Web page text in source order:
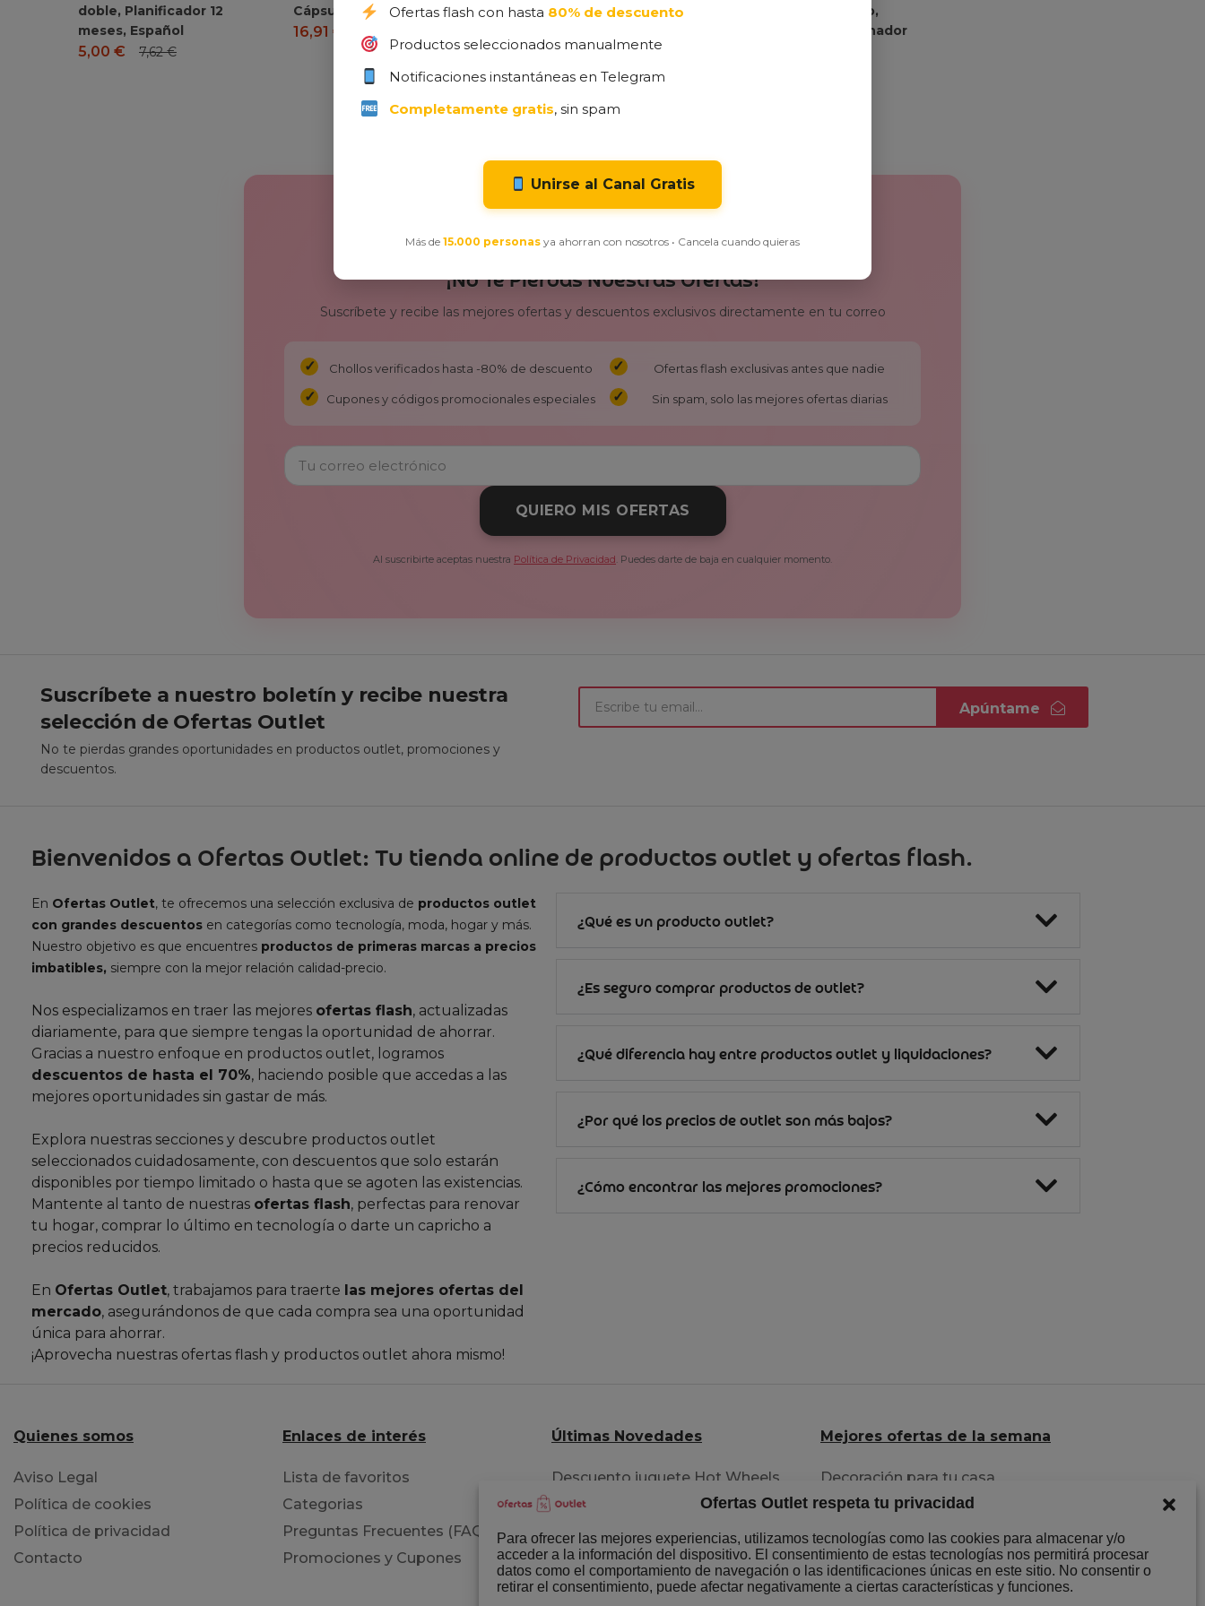
Ofertas Outlet respeta tu privacidad
Para ofrecer las mejores experiencias, utilizamos tecnologías como las cookies para almacenar y/o
acceder a la información del dispositivo. El consentimiento de estas tecnologías nos permitirá procesar
datos como el comportamiento de navegación o las identificaciones únicas en este sitio. No consentir o
retirar el consentimiento, puede afectar negativamente a ciertas características y funciones.
doble, Planificador 12
meses, Español
5,00 € 7,62€
Cápsulas Veganas Nutralie
16,91 €
9,99 € 11,99 €
Escritorio, Teletrabajo,
Estudio, Juego, Ordenador
¡No Te Pierdas Nuestras Ofertas!
Suscríbete y recibe las mejores ofertas y descuentos exclusivos directamente en tu correo
Chollos verificados hasta -80% de descuento Ofertas flash exclusivas antes que nadie
Cupones y códigos promocionales especiales Sin spam, solo las mejores ofertas diarias
QUIERO MIS OFERTAS
Al suscribirte aceptas nuestra Política de Privacidad. Puedes darte de baja en cualquier momento.
Suscríbete a nuestro boletín y recibe nuestra
selección de Ofertas Outlet
No te pierdas grandes oportunidades en productos outlet, promociones y
descuentos.
Apúntame
Bienvenidos a Ofertas Outlet: Tu tienda online de productos outlet y ofertas flash.
En Ofertas Outlet, te ofrecemos una selección exclusiva de productos outlet
con grandes descuentos en categorías como tecnología, moda, hogar y más.
Nuestro objetivo es que encuentres productos de primeras marcas a precios
imbatibles, siempre con la mejor relación calidad-precio.
Nos especializamos en traer las mejores ofertas flash, actualizadas
diariamente, para que siempre tengas la oportunidad de ahorrar.
Gracias a nuestro enfoque en productos outlet, logramos
descuentos de hasta el 70%, haciendo posible que accedas a las
mejores oportunidades sin gastar de más.
Explora nuestras secciones y descubre productos outlet
seleccionados cuidadosamente, con descuentos que solo estarán
disponibles por tiempo limitado o hasta que se agoten las existencias.
Mantente al tanto de nuestras ofertas flash, perfectas para renovar
tu hogar, comprar lo último en tecnología o darte un capricho a
precios reducidos.
En Ofertas Outlet, trabajamos para traerte las mejores ofertas del
mercado, asegurándonos de que cada compra sea una oportunidad
única para ahorrar.
¡Aprovecha nuestras ofertas flash y productos outlet ahora mismo!
¿Qué es un producto outlet?
¿Es seguro comprar productos de outlet?
¿Qué diferencia hay entre productos outlet y liquidaciones?
¿Por qué los precios de outlet son más bajos?
¿Cómo encontrar las mejores promociones?
Quienes somos
Aviso Legal
Política de cookies
Política de privacidad
Contacto
Enlaces de interés
Lista de favoritos
Categorias
Preguntas Frecuentes (FAQ)
Promociones y Cupones
Últimas Novedades
Descuento juguete Hot Wheels
pista acrobacia
Extensiones para tu cabello
Libro del permiso B circulación
Mejores ofertas de la semana
Decoración para tu casa
Herramientas al mejor precio
Descuentazos en Ropa
Ofertas flash con hasta 80% de descuento
Productos seleccionados manualmente
Notificaciones instantáneas en Telegram
Completamente gratis, sin spam
Unirse al Canal Gratis
Más de 15.000 personas ya ahorran con nosotros • Cancela cuando quieras